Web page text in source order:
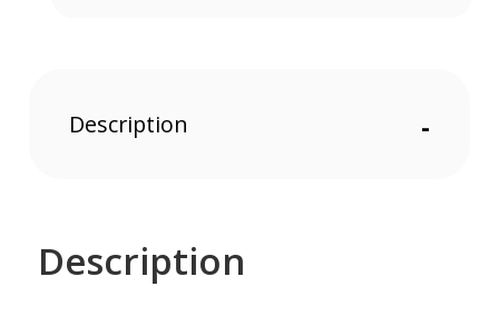
Description -
Description